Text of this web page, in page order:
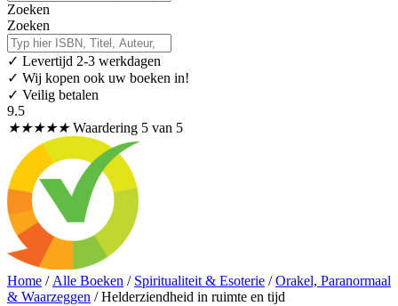
Zoeken
Zoeken
✓ Levertijd 2-3 werkdagen
✓ Wij kopen ook uw boeken in!
✓ Veilig betalen
9.5
★★★★★ Waardering 5 van 5
Home / Alle Boeken / Spiritualiteit & Esoterie /Orakel, Paranormaal
& Waarzeggen / Helderziendheid in ruimte en tijd